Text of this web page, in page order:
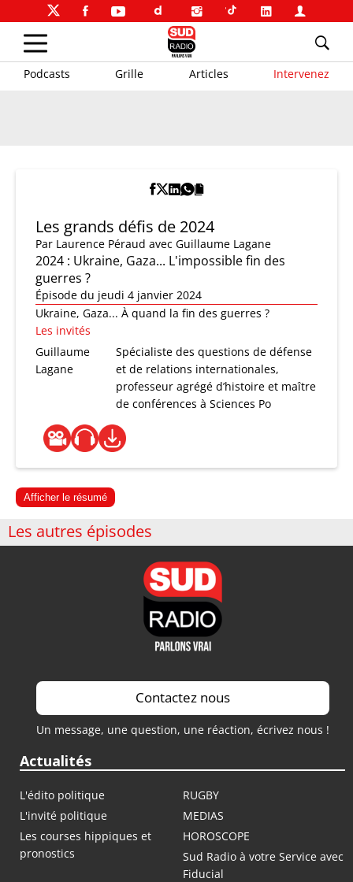
Podcasts Grille Articles Intervenez
Les grands défis de 2024
Par Laurence Péraud avec Guillaume Lagane
2024 : Ukraine, Gaza... L'impossible fin des
guerres ?
Épisode du jeudi 4 janvier 2024
Ukraine, Gaza... À quand la fin des guerres ?
Les invités
Guillaume
Lagane
Spécialiste des questions de défense
et de relations internationales,
professeur agrégé d’histoire et maître
de conférences à Sciences Po
Afficher le résumé
Les autres épisodes
Contactez nous
Un message, une question, une réaction, écrivez nous !
Actualités
L'édito politique
RUGBY
L'invité politique
MEDIAS
Les courses hippiques et
pronostics
HOROSCOPE
Sud Radio à votre Service avec
Fiducial